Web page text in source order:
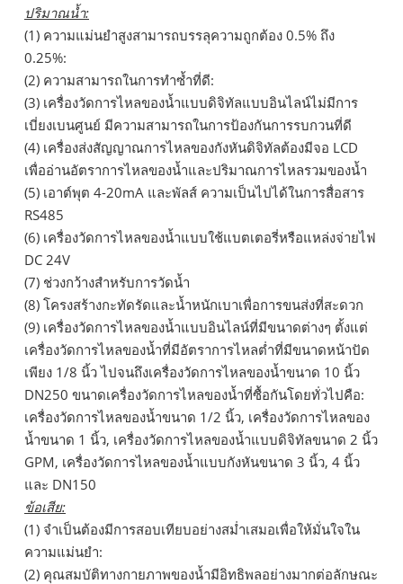
ปริมาณน้ำ:
(1) ความแม่นยำสูงสามารถบรรลุความถูกต้อง 0.5% ถึง
0.25%:
(2) ความสามารถในการทำซ้ำที่ดี:
(3) เครื่องวัดการไหลของน้ำแบบดิจิทัลแบบอินไลน์ไม่มีการ
เบี่ยงเบนศูนย์ มีความสามารถในการป้องกันการรบกวนที่ดี
(4) เครื่องส่งสัญญาณการไหลของกังหันดิจิทัลต้องมีจอ LCD
เพื่ออ่านอัตราการไหลของน้ำและปริมาณการไหลรวมของน้ำ
(5) เอาต์พุต 4-20mA และพัลส์ ความเป็นไปได้ในการสื่อสาร
RS485
(6) เครื่องวัดการไหลของน้ำแบบใช้แบตเตอรี่หรือแหล่งจ่ายไฟ
DC 24V
(7) ช่วงกว้างสำหรับการวัดน้ำ
(8) โครงสร้างกะทัดรัดและน้ำหนักเบาเพื่อการขนส่งที่สะดวก
(9) เครื่องวัดการไหลของน้ำแบบอินไลน์ที่มีขนาดต่างๆ ตั้งแต่
เครื่องวัดการไหลของน้ำที่มีอัตราการไหลต่ำที่มีขนาดหน้าปัด
เพียง 1/8 นิ้ว ไปจนถึงเครื่องวัดการไหลของน้ำขนาด 10 นิ้ว
DN250 ขนาดเครื่องวัดการไหลของน้ำที่ซื้อกันโดยทั่วไปคือ:
เครื่องวัดการไหลของน้ำขนาด 1/2 นิ้ว, เครื่องวัดการไหลของ
น้ำขนาด 1 นิ้ว, เครื่องวัดการไหลของน้ำแบบดิจิทัลขนาด 2 นิ้ว
GPM, เครื่องวัดการไหลของน้ำแบบกังหันขนาด 3 นิ้ว, 4 นิ้ว
และ DN150
ข้อเสีย:
(1) จำเป็นต้องมีการสอบเทียบอย่างสม่ำเสมอเพื่อให้มั่นใจใน
ความแม่นยำ:
(2) คุณสมบัติทางกายภาพของน้ำมีอิทธิพลอย่างมากต่อลักษณะ